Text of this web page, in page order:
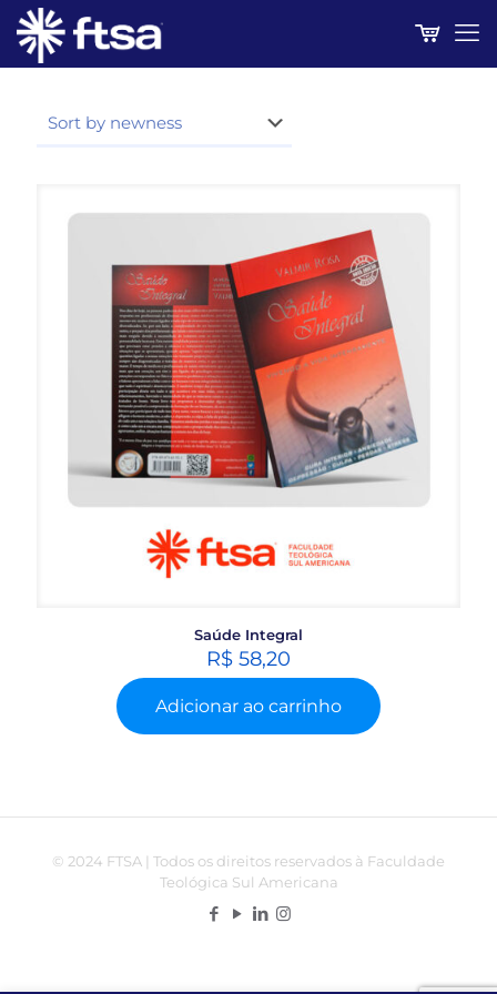
Saúde Integral
R$ 58,20
Adicionar ao carrinho
© 2024 FTSA | Todos os direitos reservados à Faculdade
Teológica Sul Americana